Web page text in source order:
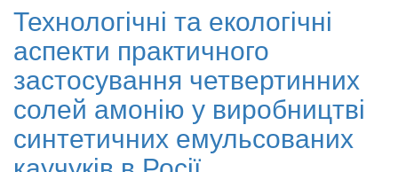
–
технологічні
додатки
у
виробництві
бутадієн-
стирольного
каучуку
Технологічні та екологічні
аспекти практичного
застосування четвертинних
солей амонію у виробництві
синтетичних емульсованих